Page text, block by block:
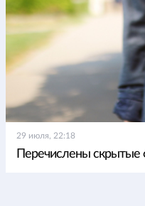
29 июля, 22:18
Перечислены